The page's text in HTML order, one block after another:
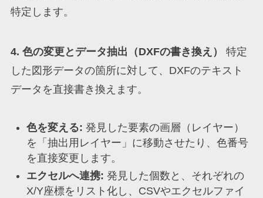
特定します。
4. 色の変更とデータ抽出（DXFの書き換え）
特定
した図形データの箇所に対して、DXFのテキスト
データを直接書き換えます。
色を変える: 発見した要素の画層（レイヤー）
を「抽出用レイヤー」に移動させたり、色番号
を直接変更します。
エクセルへ連携: 発見した個数と、それぞれの
X/Y座標をリスト化し、CSVやエクセルファイ